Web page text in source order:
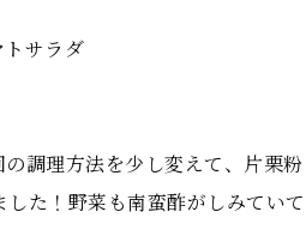
サラダ
調理方法を少し変えて、片
た！野菜も南蛮酢がしみてい